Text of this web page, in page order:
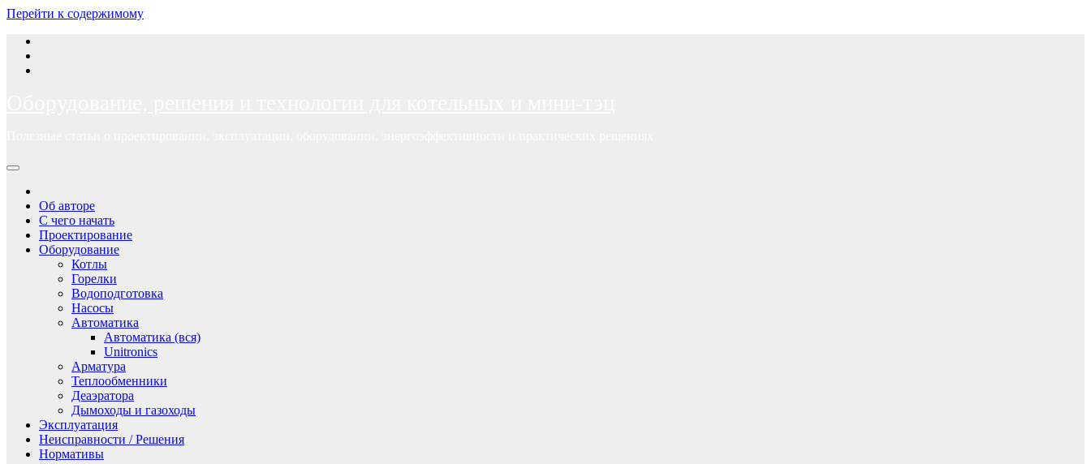
Перейти к содержимому
Об авторе
С чего начать
Проектирование
Оборудование
Котлы
Горелки
Водоподготовка
Насосы
Автоматика
Автоматика (вся)
Unitronics
Арматура
Теплообменники
Деаэратора
Дымоходы и газоходы
Эксплуатация
Неисправности / Решения
Нормативы